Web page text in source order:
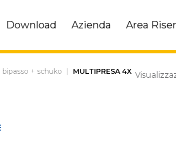
Download Azienda Area
bipasso + schuko
MULTIPRESA 4X